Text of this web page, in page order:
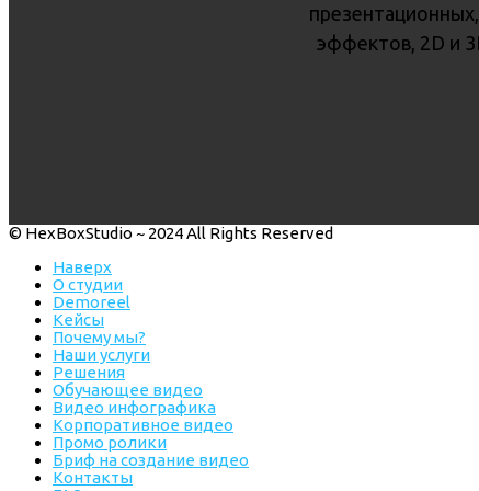
эффектов, 2D и
© HexBoxStudio ~ 2024 All Rights Reserved
Наверх
О студии
Demoreel
Кейсы
Почему мы?
Наши услуги
Решения
Обучающее видео
Видео инфографика
Корпоративное видео
Промо ролики
Бриф на создание видео
Контакты